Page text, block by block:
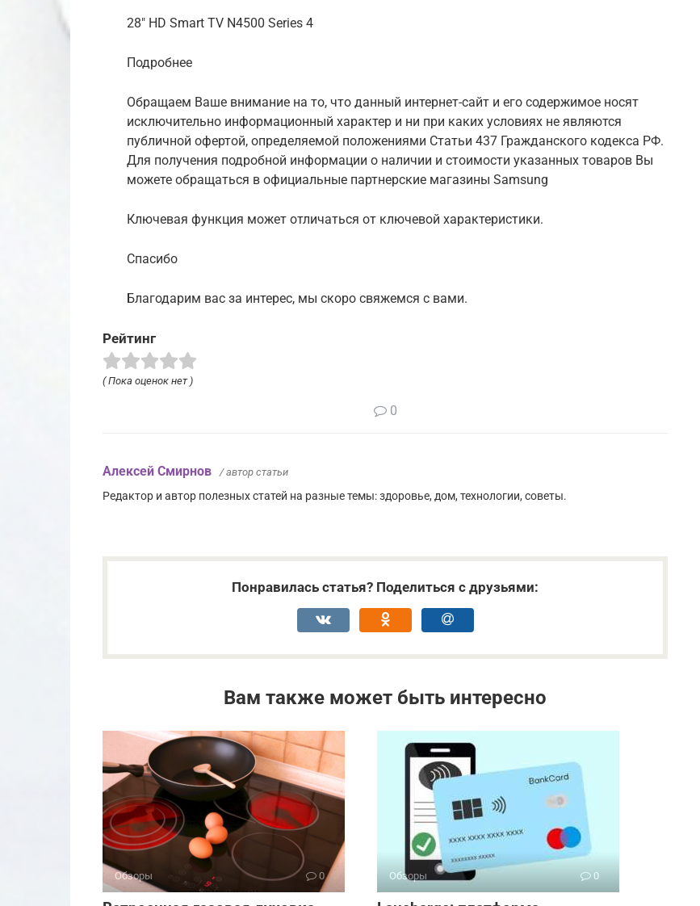
28″ HD Smart TV N4500 Series 4
Подробнее
Обращаем Ваше внимание на то, что данный интернет-сайт и его содержимое носят
исключительно информационный характер и ни при каких условиях не являются
публичной офертой, определяемой положениями Статьи 437 Гражданского кодекса РФ.
Для получения подробной информации о наличии и стоимости указанных товаров Вы
можете обращаться в официальные партнерские магазины Samsung
Ключевая функция может отличаться от ключевой характеристики.
Спасибо
Благодарим вас за интерес, мы скоро свяжемся с вами.
Рейтинг
( Пока оценок нет )
0
Алексей Смирнов / автор статьи
Редактор и автор полезных статей на разные темы: здоровье, дом, технологии, советы.
Понравилась статья? Поделиться с друзьями:
Вам также может быть интересно
Обзоры 0 Обзоры 0